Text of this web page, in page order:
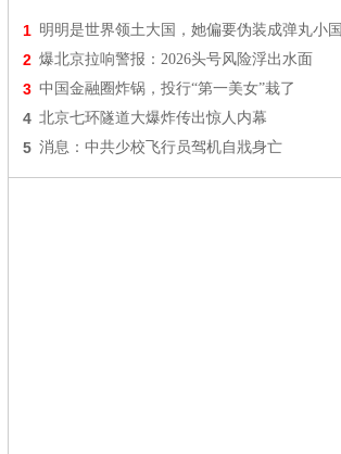
1 明明是世界领土大国，她偏要伪装成弹丸小国
2 爆北京拉响警报：2026头号风险浮出水面
3 中国金融圈炸锅，投行“第一美女”栽了
4 北京七环隧道大爆炸传出惊人内幕
5 消息：中共少校飞行员驾机自戕身亡